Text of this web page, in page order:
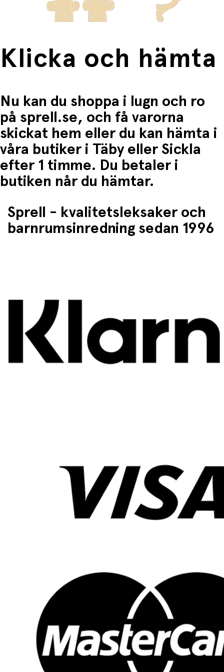
samla Sylvanian Familjer har blivit en hobby för många
och den goda kvaliteten gör att leksakerna håller i åratal
och kan gå i arv.
Klicka och hämta
Nu kan du shoppa i lugn och ro
på sprell.se, och få varorna
skickat hem eller du kan hämta i
våra butiker i Täby eller Sickla
efter 1 timme. Du betaler i
butiken når du hämtar.
Sprell - kvalitetsleksaker och
barnrumsinredning sedan 1996